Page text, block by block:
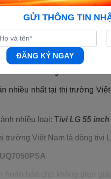
tiếng với chất lượng hình
tại thị trường Việt Nam về
nhiều nhất tại thị trường
nhiều loại: Tivi LG 55 inch
trường Việt Nam là dòng tivi
hoàn hảo cho không gian
GỬI THÔNG TIN
ĐĂNG KÝ NGAY